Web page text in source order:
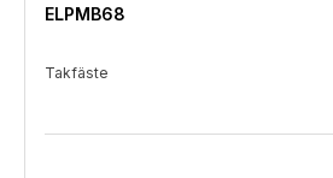
ELPMB68
Takfäste